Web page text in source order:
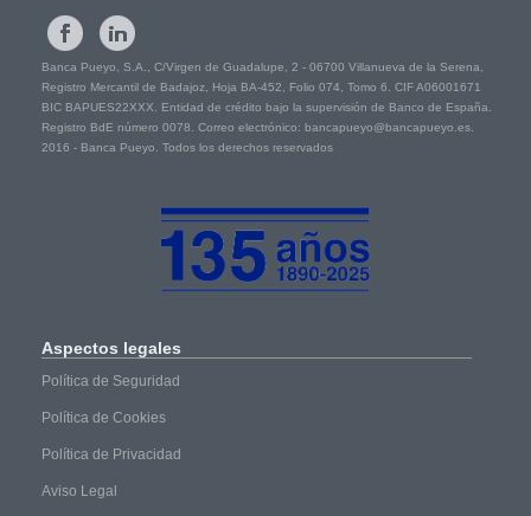
Banca Pueyo, S.A., C/Virgen de Guadalupe, 2 - 06700 Villanueva de la Serena,
Registro Mercantil de Badajoz, Hoja BA-452, Folio 074, Tomo 6. CIF A06001671
BIC BAPUES22XXX. Entidad de crédito bajo la supervisión de Banco de España.
Registro BdE número 0078. Correo electrónico: bancapueyo@bancapueyo.es.
2016 - Banca Pueyo. Todos los derechos reservados
Aspectos legales
Política de Seguridad
Política de Cookies
Política de Privacidad
Aviso Legal